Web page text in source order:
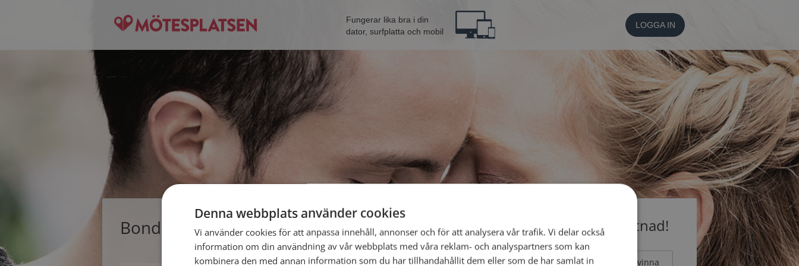
Fungerar lika bra i din
dator, surfplatta och mobil
LOGGA IN
Bonden89, singelman från Mörbylånga Bli medlem utan kostnad!
Jag är en: Man Kvinna
Denna webbplats använder cookies
Vi använder cookies för att anpassa innehåll, annonser och för att analysera vår trafik. Vi delar också
information om din användning av vår webbplats med våra reklam- och analyspartners som kan
kombinera den med annan information som du har tillhandahållit dem eller som de har samlat in